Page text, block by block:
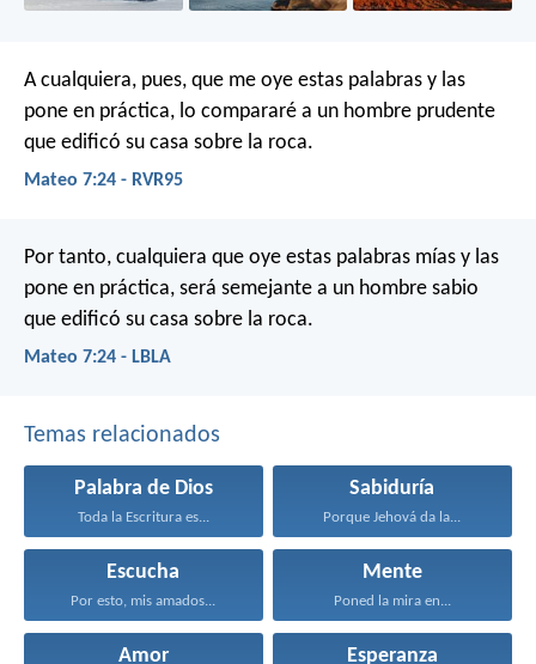
A cualquiera, pues, que me oye estas palabras y las
pone en práctica, lo compararé a un hombre prudente
que edificó su casa sobre la roca.
Mateo 7:24 - RVR95
Por tanto, cualquiera que oye estas palabras mías y las
pone en práctica, será semejante a un hombre sabio
que edificó su casa sobre la roca.
Mateo 7:24 - LBLA
Temas relacionados
Palabra de Dios
Toda la Escritura es...
Sabiduría
Porque Jehová da la...
Escucha
Por esto, mis amados...
Mente
Poned la mira en...
Amor Esperanza